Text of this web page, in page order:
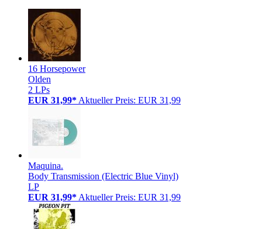
16 Horsepower
Olden
2 LPs
EUR 31,99* Aktueller Preis: EUR 31,99
Maquina.
Body Transmission (Electric Blue Vinyl)
LP
EUR 31,99* Aktueller Preis: EUR 31,99